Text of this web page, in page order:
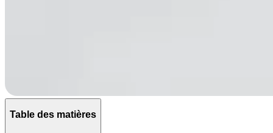
Table des matières